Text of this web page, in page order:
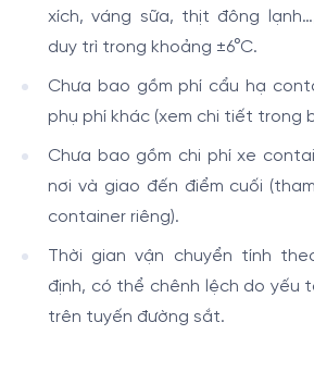
xích, váng sữa, thịt đông
duy trì trong khoảng ±6°C.
Chưa bao gồm phí cẩu hạ
phụ phí khác (xem chi tiết trong
Chưa bao gồm chi phí xe
nơi và giao đến điểm cuối
container riêng).
Thời gian vận chuyển tính
định, có thể chênh lệch do yếu
trên tuyến đường sắt.